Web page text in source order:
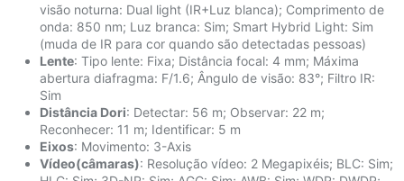
visão noturna: Dual light (IR+Luz blanca); Comprimento de
onda: 850 nm; Luz branca: Sim; Smart Hybrid Light: Sim
(muda de IR para cor quando são detectadas pessoas)
Lente: Tipo lente: Fixa; Distância focal: 4 mm; Máxima
abertura diafragma: F/1.6; Ângulo de visão: 83°; Filtro IR:
Sim
Distância Dori: Detectar: 56 m; Observar: 22 m;
Reconhecer: 11 m; Identificar: 5 m
Eixos: Movimento: 3-Axis
Vídeo(câmaras): Resolução vídeo: 2 Megapixéis; BLC: Sim;